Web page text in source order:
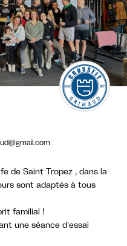
de Saint Tropez , dans la
sont adaptés à tous
familial !
une séance d'essai